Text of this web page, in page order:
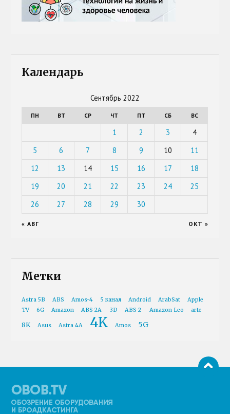
Календарь
Сентябрь 2022
ПН ВТ СР ЧТ ПТ СБ ВС
1 2 3
4
5
6 7 8 9 10
11
12
13 14 15 16 17
18
19
20 21 22 23 24
25
26
27 28 29 30
« АВГ ОКТ »
Метки
Astra 5B ABS Amos-4 5 канал Android ArabSat
Apple
TV
6G Amazon ABS-2A 3D ABS-2 Amazon Leo arte
8K Asus Astra 4A 4K Amos 5G